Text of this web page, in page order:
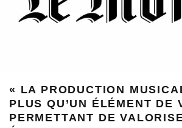
« LA PRODUCTION
PLUS QU’UN ÉLÉMENT DE
PERMETTANT DE